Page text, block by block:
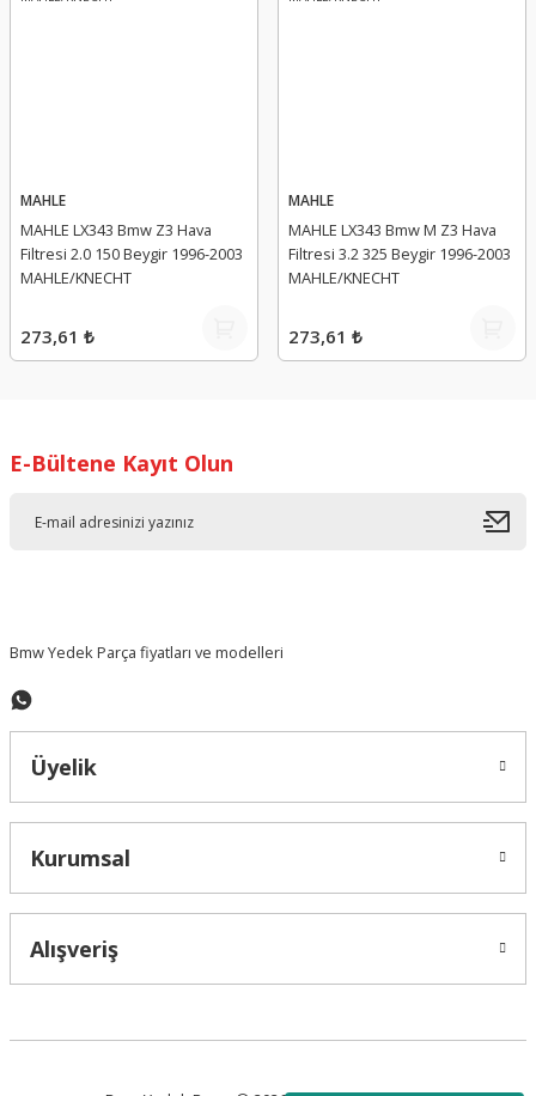
MAHLE
MAHLE LX343 Bmw Z3 Hava
Filtresi 2.0 150 Beygir 1996-2003
MAHLE/KNECHT
273,61 ₺
MAHLE
MAHLE LX343 Bmw M Z3 Hava
Filtresi 3.2 325 Beygir 1996-2003
MAHLE/KNECHT
273,61 ₺
E-Bültene Kayıt Olun
Bmw Yedek Parça fiyatları ve modelleri
Üyelik
Kurumsal
Alışveriş